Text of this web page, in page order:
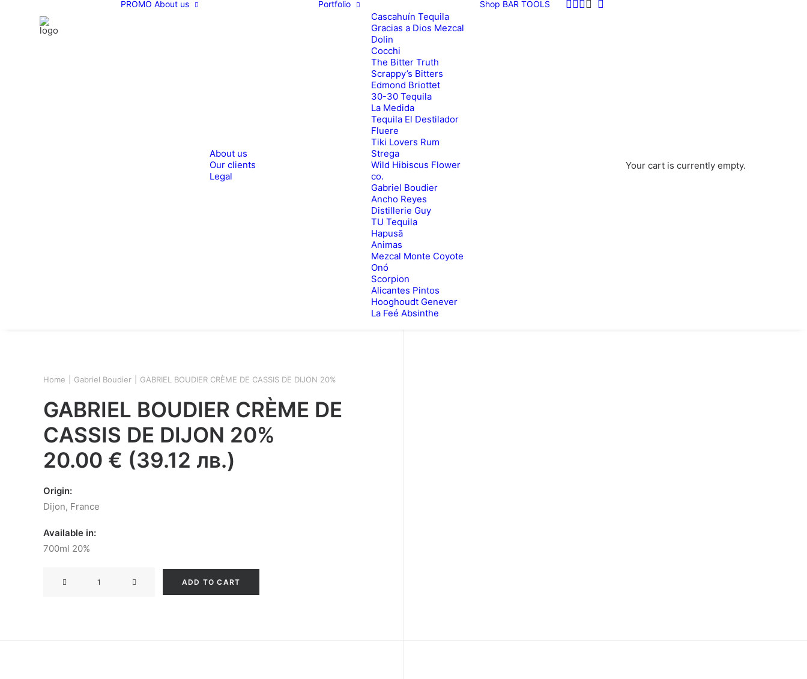
PROMO About us
About us
Our clients
Legal
Portfolio
Cascahuín Tequila
Gracias a Dios Mezcal
Dolin
Cocchi
The Bitter Truth
Scrappy’s Bitters
Edmond Briottet
30-30 Tequila
La Medida
Tequila El Destilador
Fluere
Tiki Lovers Rum
Strega
Wild Hibiscus Flower
co.
Gabriel Boudier
Ancho Reyes
Distillerie Guy
TU Tequila
Hapusā
Animas
Mezcal Monte Coyote
Onó
Scorpion
Alicantes Pintos
Hooghoudt Genever
La Feé Absinthe
Shop BAR TOOLS
Your cart is currently empty.
Home Gabriel Boudier GABRIEL BOUDIER CRÈME DE CASSIS DE DIJON 20%
GABRIEL BOUDIER CRÈME DE
CASSIS DE DIJON 20%
20.00 € (39.12 лв.)
Origin:
Dijon, France
Available in:
700ml 20%
ADD TO CART